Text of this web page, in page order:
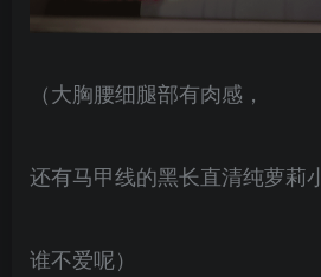
（大胸腰细腿部有肉感，
还有马甲线的黑长直清纯萝莉
谁不爱呢）